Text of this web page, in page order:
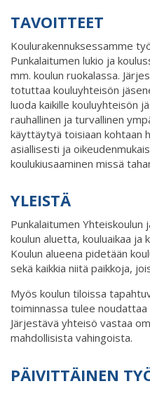
TAVOITTEET
Koulurakennuksessamme
Punkalaitumen lukio ja
mm. koulun ruokalassa.
totuttaa kouluyhteisön
luoda kaikille kouluyhteisön
rauhallinen ja turvallinen
käyttäytyä toisiaan kohtaan
asiallisesti ja
koulukiusaaminen missä
YLEISTÄ
Punkalaitumen
koulun aluetta, kouluaikaa ja
Koulun alueena pidetään
sekä kaikkia niitä paikkoja,
Myös koulun tiloissa
toiminnassa tulee
Järjestävä yhteisö vastaa
mahdollisista vahingoista.
PÄIVITTÄINEN